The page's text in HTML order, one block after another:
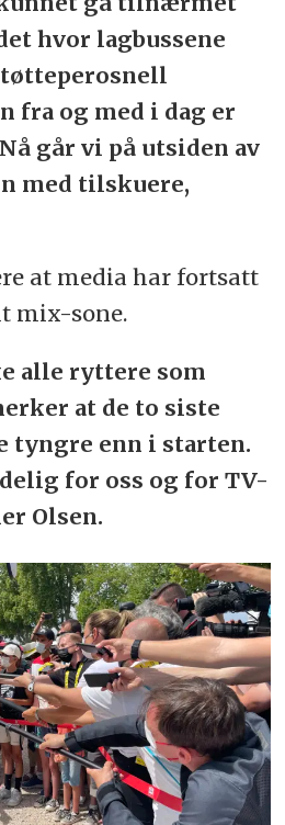
hvor lagbussene
fra og med i dag er
går vi på utsiden av
med tilskuere,
at media har fortsatt
mix-sone.
alle ryttere som
at de to siste
tyngre enn i starten.
for oss og for TV-
Olsen.